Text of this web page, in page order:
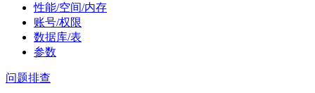
性能/空间/内存
账号/权限
数据库/表
参数
问题排查